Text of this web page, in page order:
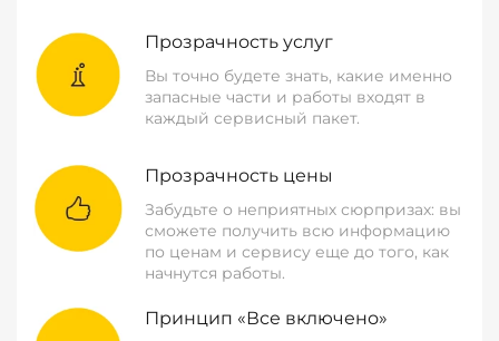
Прозрачность услуг
Вы точно будете знать, какие именно
запасные части и работы входят в
каждый сервисный пакет.
Прозрачность цены
Забудьте о неприятных сюрпризах: вы
сможете получить всю информацию
по ценам и сервису еще до того, как
начнутся работы.
Принцип «Все включено»